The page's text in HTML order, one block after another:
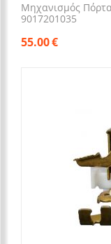
Μηχανισμός
9017201035
55.00€